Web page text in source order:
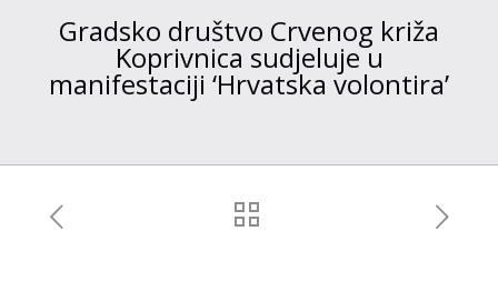
Gradsko društvo Crvenog križa
Koprivnica sudjeluje u
manifestaciji ‘Hrvatska volontira’